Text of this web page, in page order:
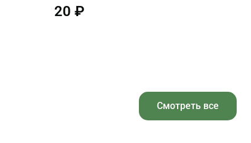
20 ₽
Смотреть все